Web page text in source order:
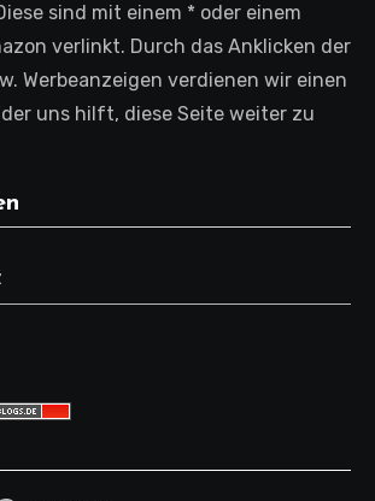
sind mit einem * oder einem
verlinkt. Durch das Anklicken der
Werbeanzeigen verdienen wir einen
uns hilft, diese Seite weiter zu